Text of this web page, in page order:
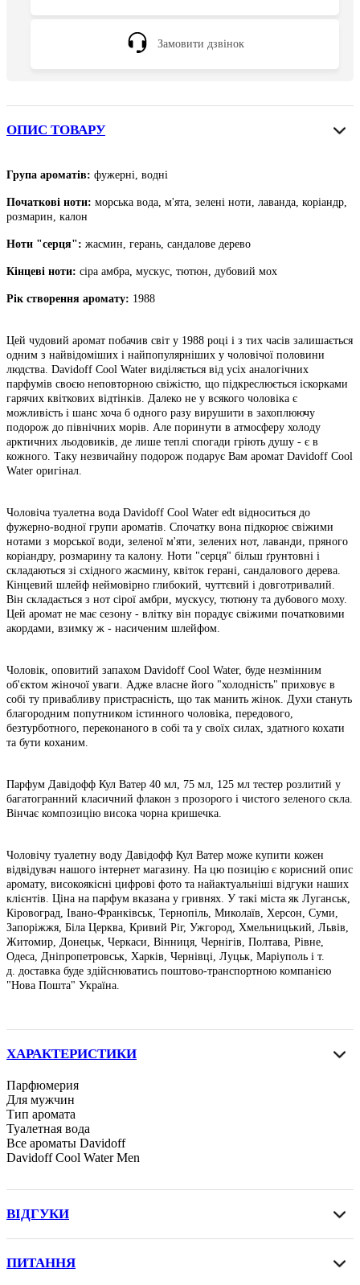
Замовити дзвінок
ОПИС ТОВАРУ
Група ароматів: фужерні, водні
Початкові ноти: морська вода, м'ята, зелені ноти, лаванда, коріандр,
розмарин, калон
Ноти "серця": жасмин, герань, сандалове дерево
Кінцеві ноти: сіра амбра, мускус, тютюн, дубовий мох
Рік створення аромату: 1988
Цей чудовий аромат побачив світ у 1988 році і з тих часів залишається
одним з найвідоміших і найпопулярніших у чоловічої половини
людства. Davidoff Cool Water виділяється від усіх аналогічних
парфумів своєю неповторною свіжістю, що підкреслюється іскорками
гарячих квіткових відтінків. Далеко не у всякого чоловіка є
можливість і шанс хоча б одного разу вирушити в захоплюючу
подорож до північних морів. Але поринути в атмосферу холоду
арктичних льодовиків, де лише теплі спогади гріють душу - є в
кожного. Таку незвичайну подорож подарує Вам аромат Davidoff Cool
Water оригінал.
Чоловіча туалетна вода Davidoff Cool Water edt відноситься до
фужерно-водної групи ароматів. Спочатку вона підкорює свіжими
нотами з морської води, зеленої м'яти, зелених нот, лаванди, пряного
коріандру, розмарину та калону. Ноти "серця" більш ґрунтовні і
складаються зі східного жасмину, квіток герані, сандалового дерева.
Кінцевий шлейф неймовірно глибокий, чуттєвий і довготривалий.
Він складається з нот сірої амбри, мускусу, тютюну та дубового моху.
Цей аромат не має сезону - влітку він порадує свіжими початковими
акордами, взимку ж - насиченим шлейфом.
Чоловік, оповитий запахом Davidoff Cool Water, буде незмінним
об'єктом жіночої уваги. Адже власне його "холодність" приховує в
собі ту привабливу пристрасність, що так манить жінок. Духи стануть
благородним попутником істинного чоловіка, передового,
безтурботного, переконаного в собі та у своїх силах, здатного кохати
та бути коханим.
Парфум Давідофф Кул Ватер 40 мл, 75 мл, 125 мл тестер розлитий у
багатогранний класичний флакон з прозорого і чистого зеленого скла.
Вінчає композицію висока чорна кришечка.
Чоловічу туалетну воду Давідофф Кул Ватер може купити кожен
відвідувач нашого інтернет магазину. На цю позицію є корисний опис
аромату, високоякісні цифрові фото та найактуальніші відгуки наших
клієнтів. Ціна на парфум вказана у гривнях. У такі міста як Луганськ,
Кіровоград, Івано-Франківськ, Тернопіль, Миколаїв, Херсон, Суми,
Запоріжжя, Біла Церква, Кривий Ріг, Ужгород, Хмельницький, Львів,
Житомир, Донецьк, Черкаси, Вінниця, Чернігів, Полтава, Рівне,
Одеса, Дніпропетровськ, Харків, Чернівці, Луцьк, Маріуполь і т.
д. доставка буде здійснюватись поштово-транспортною компанією
"Нова Пошта" Україна.
ХАРАКТЕРИСТИКИ
Парфюмерия
Для мужчин
Тип аромата
Туалетная вода
Все ароматы Davidoff
Davidoff Cool Water Men
ВІДГУКИ
ПИТАННЯ